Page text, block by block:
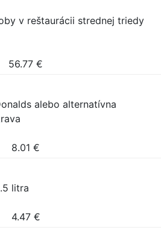
v reštaurácii strednej triedy
56.77 €
alebo alternatívna
8.01 €
litra
4.47 €